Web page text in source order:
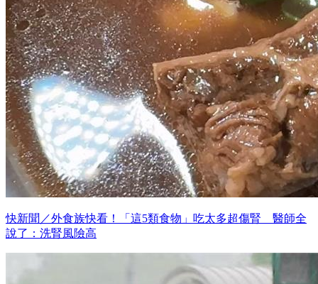
快新聞／外食族快看！「這5類食物」吃太多超傷腎 醫師全
說了：洗腎風險高